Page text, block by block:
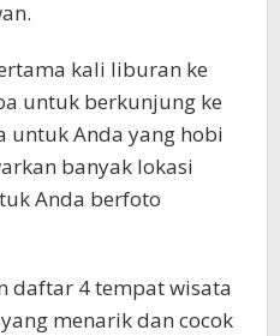
kali liburan ke
untuk berkunjung ke
untuk Anda yang hobi
banyak lokasi
Anda berfoto
daftar 4 tempat wisata
menarik dan cocok